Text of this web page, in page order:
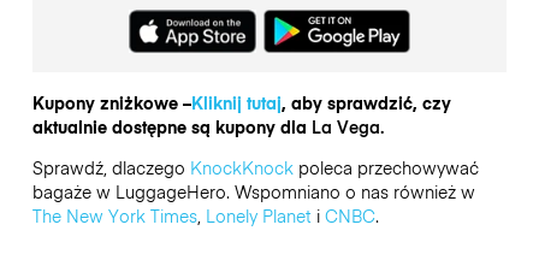
Kupony zniżkowe –Kliknij tutaj, aby sprawdzić, czy
aktualnie dostępne są kupony dla La Vega.
Sprawdź, dlaczego KnockKnockpoleca przechowywać
bagaże w LuggageHero. Wspomniano o nas również w
The New York Times, Lonely Planeti CNBC.